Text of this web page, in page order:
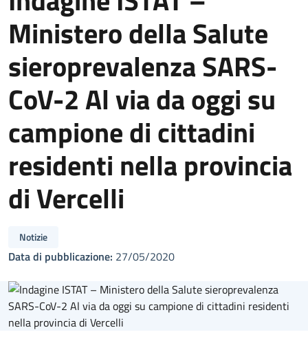
Ministero della Salute
sieroprevalenza SARS-
CoV-2 Al via da oggi su
campione di cittadini
residenti nella provincia
di Vercelli
Notizie
Data di pubblicazione: 27/05/2020